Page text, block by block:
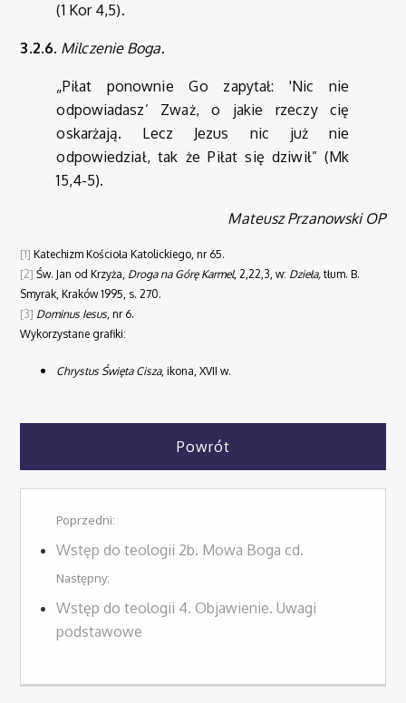
(1 Kor 4,5).
3.2.6. Milczenie Boga.
„Piłat ponownie Go zapytał: 'Nic nie
odpowiadasz’ Zważ, o jakie rzeczy cię
oskarżają. Lecz Jezus nic już nie
odpowiedział, tak że Piłat się dziwił” (Mk
15,4-5).
Mateusz Przanowski OP
[1] Katechizm Kościoła Katolickiego, nr 65.
[2] Św. Jan od Krzyża, Droga na Górę Karmel, 2,22,3, w: Dzieła,tłum. B.
Smyrak, Kraków 1995, s. 270.
[3] Dominus Iesus, nr 6.
Wykorzystane grafiki:
Chrystus Święta Cisza, ikona, XVII w.
Powrót
Poprzedni:
Wstęp do teologii 2b. Mowa Boga cd.
Następny:
Wstęp do teologii 4. Objawienie. Uwagi
podstawowe